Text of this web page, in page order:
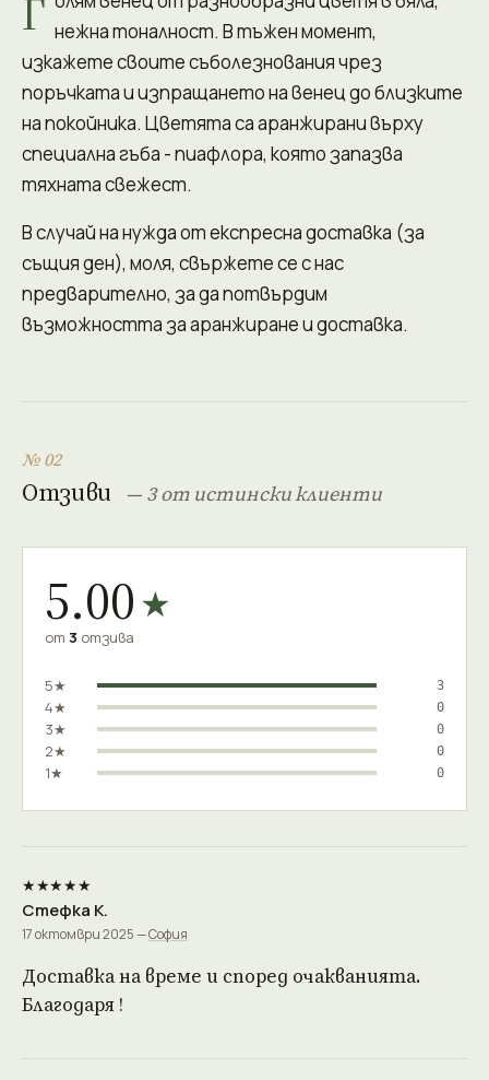
Г нежна тоналност. В тъжен момент,
изкажете своите съболезнования чрез
поръчката и изпращането на венец до близките
на покойника. Цветята са аранжирани върху
специална гъба - пиафлора, която запазва
тяхната свежест.
В случай на нужда от експресна доставка (за
същия ден), моля, свържете се с нас
предварително, за да потвърдим
възможността за аранжиране и доставка.
№ 02
Отзиви — 3 от истински клиенти
5.00★
от 3 отзива
5★ 3
4★ 0
3★ 0
2★ 0
1★ 0
★★★★★
Стефка К.
17 октомври 2025 —София
Доставка на време и според очакванията.
Благодаря !